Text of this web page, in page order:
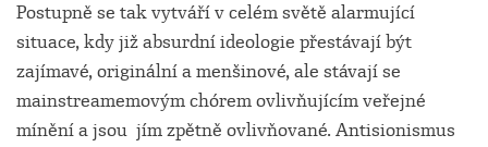
Postupně se tak vytváří v celém světě alarmující
situace, kdy již absurdní ideologie přestávají být
zajímavé, originální a menšinové, ale stávají se
mainstreamemovým chórem ovlivňujícím veřejné
mínění a jsou jím zpětně ovlivňované. Antisionismus